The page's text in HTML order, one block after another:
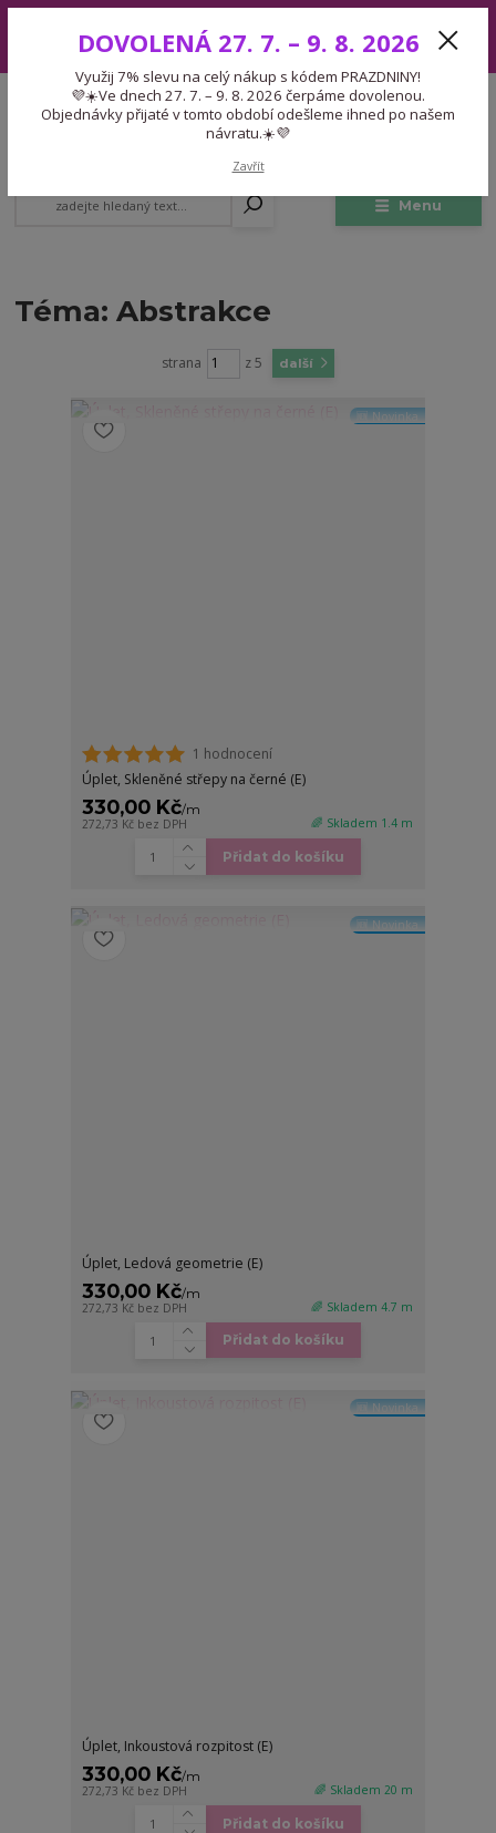
7. – 9. 8. 2026 čerpáme dovolenou. Objednávky přijaté v tomto období
odešleme ihned po našem návratu.☀️💜
Menu
CZK
Expedice 775 866 913
Po-Čt 9-15:30 Pá 9-14:30 Pauza 13-13:45
Téma: Abstrakce
strana z 5 další
🆕 Novinka
1 hodnocení
Úplet, Skleněné střepy na černé (E)
330,00 Kč/m
272,73 Kč bez DPH 🌈 Skladem 1.4 m
Přidat do košíku
🆕 Novinka
Úplet, Ledová geometrie (E)
330,00 Kč/m
272,73 Kč bez DPH 🌈 Skladem 4.7 m
Přidat do košíku
🆕 Novinka
Úplet, Inkoustová rozpitost (E)
330,00 Kč/m
272,73 Kč bez DPH 🌈 Skladem 20 m
Přidat do košíku
DOVOLENÁ 27. 7. – 9. 8. 2026
Využij 7% slevu na celý nákup s kódem PRAZDNINY!
💜☀️Ve dnech 27. 7. – 9. 8. 2026 čerpáme dovolenou.
Objednávky přijaté v tomto období odešleme ihned po našem
návratu.☀️💜
Zavřít